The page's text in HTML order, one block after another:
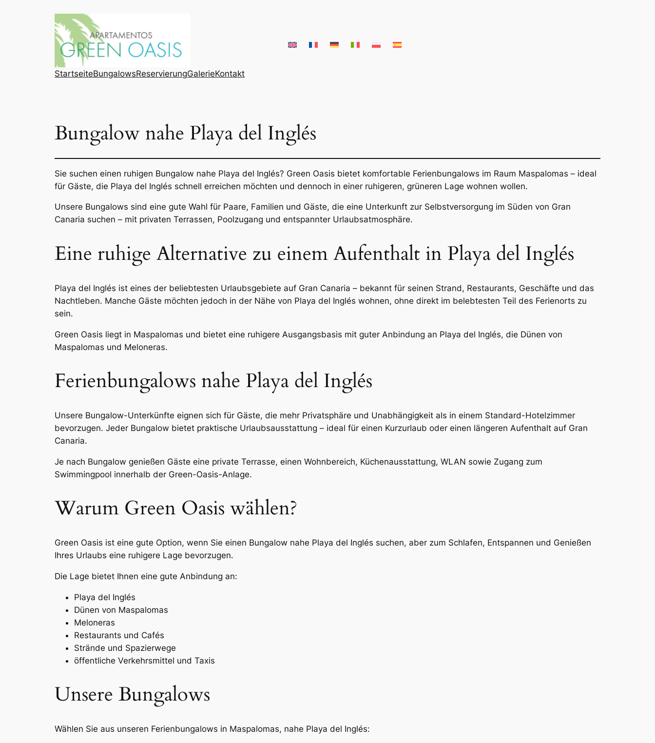
StartseiteBungalowsReservierungGalerieKontakt
Bungalow nahe Playa del Inglés
Sie suchen einen ruhigen Bungalow nahe Playa del Inglés? Green Oasis bietet komfortable Ferienbungalows im Raum Maspalomas – ideal
für Gäste, die Playa del Inglés schnell erreichen möchten und dennoch in einer ruhigeren, grüneren Lage wohnen wollen.
Unsere Bungalows sind eine gute Wahl für Paare, Familien und Gäste, die eine Unterkunft zur Selbstversorgung im Süden von Gran
Canaria suchen – mit privaten Terrassen, Poolzugang und entspannter Urlaubsatmosphäre.
Eine ruhige Alternative zu einem Aufenthalt in Playa del Inglés
Playa del Inglés ist eines der beliebtesten Urlaubsgebiete auf Gran Canaria – bekannt für seinen Strand, Restaurants, Geschäfte und das
Nachtleben. Manche Gäste möchten jedoch in der Nähe von Playa del Inglés wohnen, ohne direkt im belebtesten Teil des Ferienorts zu
sein.
Green Oasis liegt in Maspalomas und bietet eine ruhigere Ausgangsbasis mit guter Anbindung an Playa del Inglés, die Dünen von
Maspalomas und Meloneras.
Ferienbungalows nahe Playa del Inglés
Unsere Bungalow-Unterkünfte eignen sich für Gäste, die mehr Privatsphäre und Unabhängigkeit als in einem Standard-Hotelzimmer
bevorzugen. Jeder Bungalow bietet praktische Urlaubsausstattung – ideal für einen Kurzurlaub oder einen längeren Aufenthalt auf Gran
Canaria.
Je nach Bungalow genießen Gäste eine private Terrasse, einen Wohnbereich, Küchenausstattung, WLAN sowie Zugang zum
Swimmingpool innerhalb der Green-Oasis-Anlage.
Warum Green Oasis wählen?
Green Oasis ist eine gute Option, wenn Sie einen Bungalow nahe Playa del Inglés suchen, aber zum Schlafen, Entspannen und Genießen
Ihres Urlaubs eine ruhigere Lage bevorzugen.
Die Lage bietet Ihnen eine gute Anbindung an:
Playa del Inglés
Dünen von Maspalomas
Meloneras
Restaurants und Cafés
Strände und Spazierwege
öffentliche Verkehrsmittel und Taxis
Unsere Bungalows
Wählen Sie aus unseren Ferienbungalows in Maspalomas, nahe Playa del Inglés: